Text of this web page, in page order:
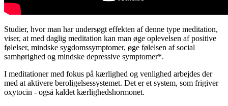
Studier, hvor man har undersøgt effekten af denne type meditation,
viser, at med daglig meditation kan man øge oplevelsen af positive
følelser, mindske sygdomssymptomer, øge følelsen af social
samhørighed og mindske depressive symptomer*.
I meditationer med fokus på kærlighed og venlighed arbejdes der
med at aktivere beroligelsessystemet. Det er et system, som frigiver
oxytocin - også kaldet kærlighedshormonet.